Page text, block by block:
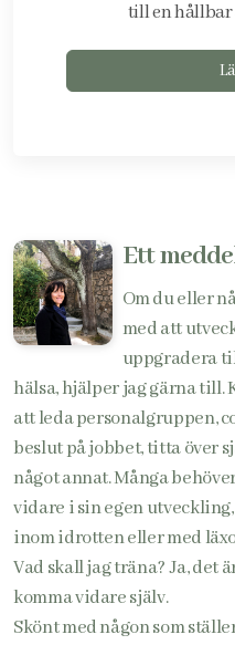
till en
Ett
Om du eller
med att
uppgradera
hälsa, hjälper jag gärna till.
att leda personalgruppen,
beslut på jobbet, titta över
något annat. Många
vidare i sin egen
inom idrotten eller med
Vad skall jag träna? Ja, det
komma vidare själv.
Skönt med någon som